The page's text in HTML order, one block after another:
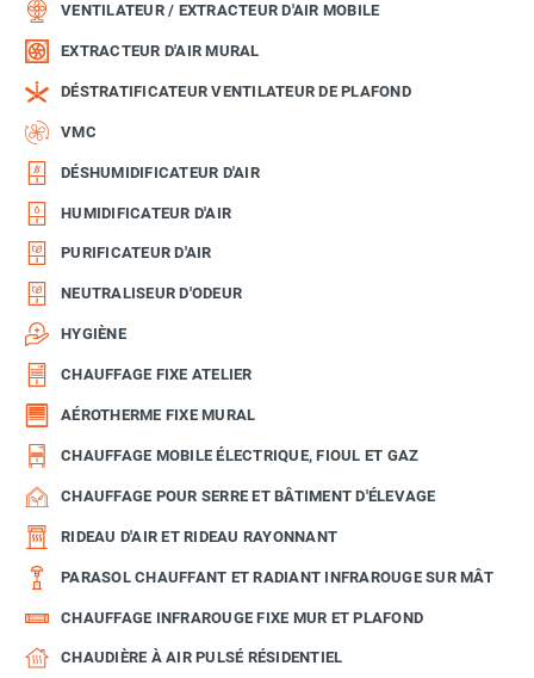
VENTILATEUR / EXTRACTEUR D'AIR MOBILE
EXTRACTEUR D'AIR MURAL
DÉSTRATIFICATEUR VENTILATEUR DE PLAFOND
VMC
DÉSHUMIDIFICATEUR D'AIR
HUMIDIFICATEUR D'AIR
PURIFICATEUR D'AIR
NEUTRALISEUR D'ODEUR
HYGIÈNE
CHAUFFAGE FIXE ATELIER
AÉROTHERME FIXE MURAL
CHAUFFAGE MOBILE ÉLECTRIQUE, FIOUL ET GAZ
CHAUFFAGE POUR SERRE ET BÂTIMENT D'ÉLEVAGE
RIDEAU D'AIR ET RIDEAU RAYONNANT
PARASOL CHAUFFANT ET RADIANT INFRAROUGE SUR MÂT
CHAUFFAGE INFRAROUGE FIXE MUR ET PLAFOND
CHAUDIÈRE À AIR PULSÉ RÉSIDENTIEL